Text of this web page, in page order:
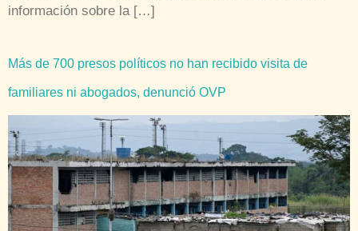
información sobre la […]
Más de 700 presos políticos no han recibido visita de
familiares ni abogados, denunció OVP